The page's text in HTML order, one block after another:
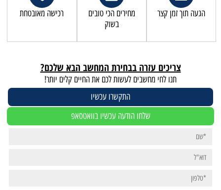
הגעה תוך זמן קצר
מחירים הכי טובים
בשוק
רכישה מאובטחת
צריכים עזרה בבחירת המחשב הבא שלכם?
תנו לחי מחשבים לעשות לכם את החיים קלים יותר!
התקשרו עכשיו
שלחו הודעה עכשיו בוואטסאפ